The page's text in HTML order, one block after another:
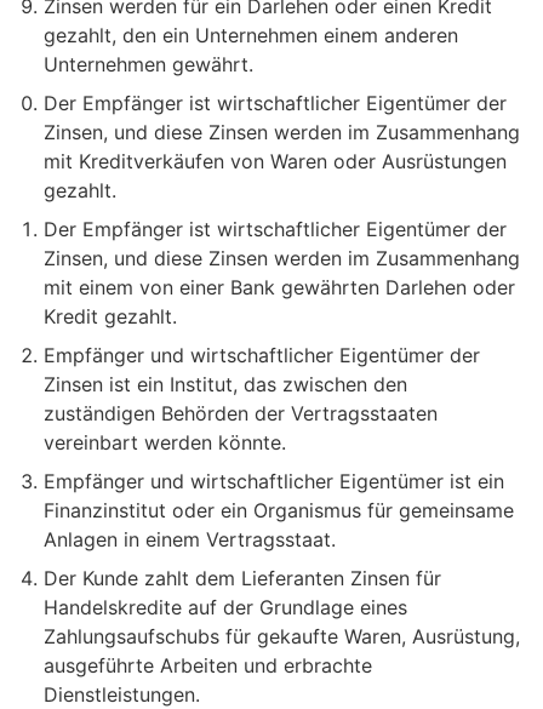
Zinsen werden für ein Darlehen oder einen Kredit
gezahlt, den ein Unternehmen einem anderen
Unternehmen gewährt.
Der Empfänger ist wirtschaftlicher Eigentümer der
Zinsen, und diese Zinsen werden im Zusammenhang
mit Kreditverkäufen von Waren oder Ausrüstungen
gezahlt.
Der Empfänger ist wirtschaftlicher Eigentümer der
Zinsen, und diese Zinsen werden im Zusammenhang
mit einem von einer Bank gewährten Darlehen oder
Kredit gezahlt.
Empfänger und wirtschaftlicher Eigentümer der
Zinsen ist ein Institut, das zwischen den
zuständigen Behörden der Vertragsstaaten
vereinbart werden könnte.
Empfänger und wirtschaftlicher Eigentümer ist ein
Finanzinstitut oder ein Organismus für gemeinsame
Anlagen in einem Vertragsstaat.
Der Kunde zahlt dem Lieferanten Zinsen für
Handelskredite auf der Grundlage eines
Zahlungsaufschubs für gekaufte Waren, Ausrüstung,
ausgeführte Arbeiten und erbrachte
Dienstleistungen.